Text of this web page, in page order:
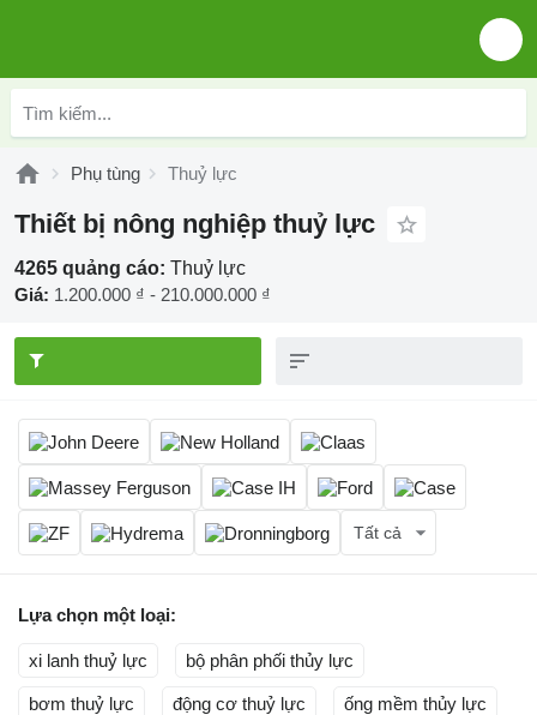
Phụ tùng Thuỷ lực
Thiết bị nông nghiệp thuỷ lực
4265 quảng cáo: Thuỷ lực
Giá: 1.200.000 ₫ - 210.000.000 ₫
Tất cả
Lựa chọn một loại:
xi lanh thuỷ lực bộ phân phối thủy lực
bơm thuỷ lực động cơ thuỷ lực ống mềm thủy lực